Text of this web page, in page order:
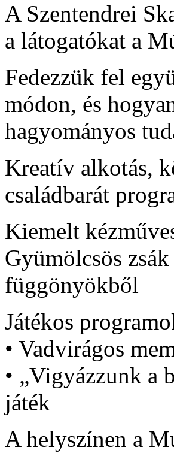
A Szentendrei
a látogatókat a
Fedezzük fel
módon, és
hagyományos
Kreatív alkotás,
családbarát
Kiemelt
Gyümölcsös
függönyökből
Játékos
• Vadvirágos
• „Vigyázzunk a
játék
A helyszínen a